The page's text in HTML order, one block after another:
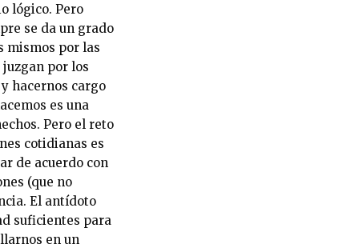
lógico. Pero
se da un grado
mismos por las
por los
hacernos cargo
es una
Pero el reto
cotidianas es
de acuerdo con
(que no
El antídoto
suficientes para
en un